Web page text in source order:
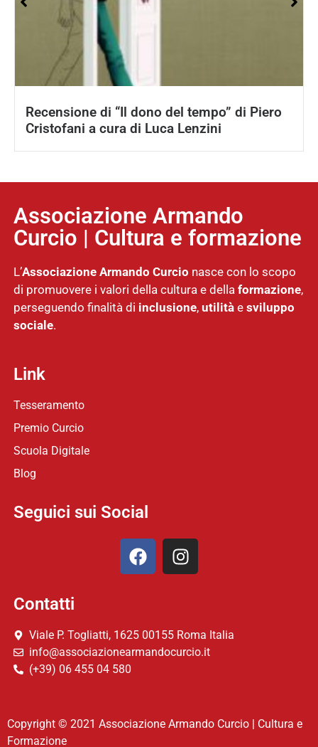
Recensione di “Il dono del tempo” di Piero
Cristofani a cura di Luca Lenzini
Associazione Armando
Curcio | Cultura e formazione
L’Associazione Armando Curcio nasce con lo scopo
di promuovere i valori della cultura e della formazione,
perseguendo finalità di inclusione, utilitàe sviluppo
sociale.
Link
Tesseramento
Premio Curcio
Scuola Digitale
Blog
Seguici sui Social
Contatti
Viale P. Togliatti, 1625 00155 Roma Italia
info@associazionearmandocurcio.it
(+39) 06 455 04 580
Copyright © 2021 Associazione Armando Curcio | Cultura e
Formazione